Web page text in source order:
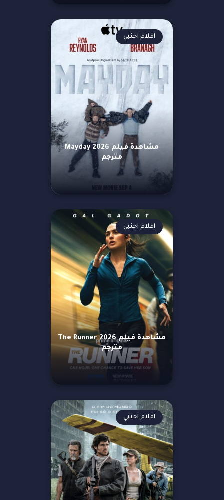
مشاهدة فيلم Mayday 2026
مترجم
افلام اجنبي
مشاهدة فيلم The Runner 2026
مترجم
افلام اجنبي
افلام اجنبي